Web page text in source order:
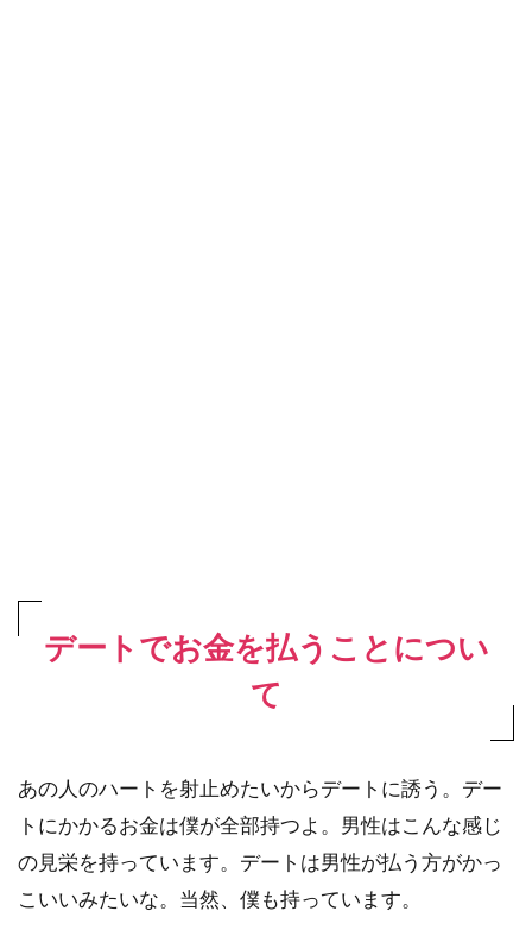
デートでお金を払うことについ
て
あの人のハートを射止めたいからデートに誘う。デー
トにかかるお金は僕が全部持つよ。男性はこんな感じ
の見栄を持っています。デートは男性が払う方がかっ
こいいみたいな。当然、僕も持っています。